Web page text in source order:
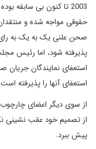
2003 تا کنون بی سابقه
حقوقی مواجه شده و
صحن علنی یک به یک به رای
پذیرفته شود، اما رئیس
استعفای نمایندگان جریان
استعفای آنها را پذیرفته
از سوی دیگر اعضای چارچوب
از تصمیم خود عقب نشینی
پیش ببرد.